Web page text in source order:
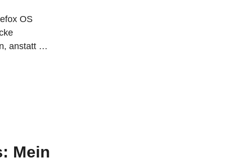
OS
anstatt …
Mein